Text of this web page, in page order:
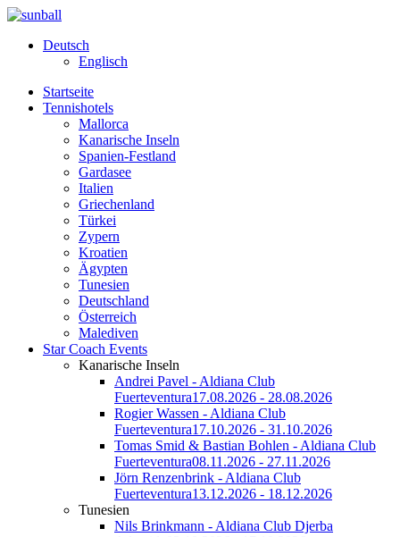
Deutsch
Englisch
Startseite
Tennishotels
Mallorca
Kanarische Inseln
Spanien-Festland
Gardasee
Italien
Griechenland
Türkei
Zypern
Kroatien
Ägypten
Tunesien
Deutschland
Österreich
Malediven
Star Coach Events
Kanarische Inseln
Andrei Pavel - Aldiana Club
Fuerteventura17.08.2026 - 28.08.2026
Rogier Wassen - Aldiana Club
Fuerteventura17.10.2026 - 31.10.2026
Tomas Smid & Bastian Bohlen - Aldiana Club
Fuerteventura08.11.2026 - 27.11.2026
Jörn Renzenbrink - Aldiana Club
Fuerteventura13.12.2026 - 18.12.2026
Tunesien
Nils Brinkmann - Aldiana Club Djerba